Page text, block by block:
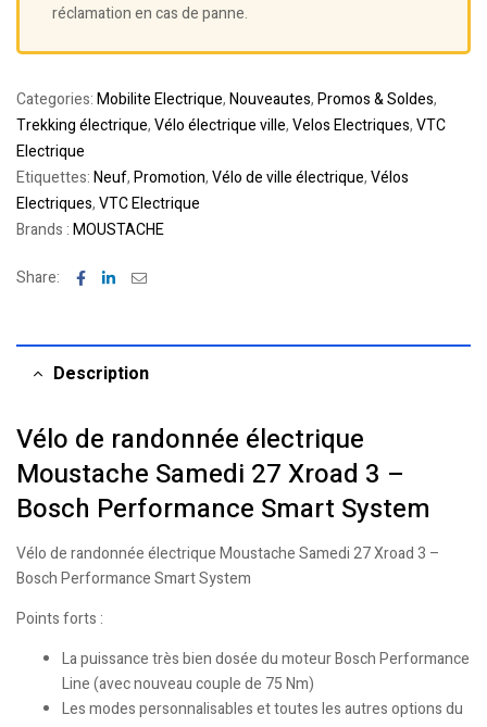
réclamation en cas de panne.
Categories:Mobilite Electrique,Nouveautes,Promos & Soldes,
Trekking électrique,Vélo électrique ville,Velos Electriques,VTC
Electrique
Etiquettes:Neuf,Promotion,Vélo de ville électrique,Vélos
Electriques,VTC Electrique
Brands :MOUSTACHE
Share: Facebook
LinkedinEmail
Description
Vélo de randonnée électrique
Moustache Samedi 27 Xroad 3 –
Bosch Performance Smart System
Vélo de randonnée électrique Moustache Samedi 27 Xroad 3 –
Bosch Performance Smart System
Points forts :
La puissance très bien dosée du moteur Bosch Performance
Line (avec nouveau couple de 75 Nm)
Les modes personnalisables et toutes les autres options du